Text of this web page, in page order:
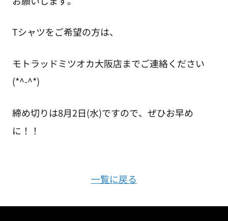
Tシャツをご希望の方は、
モトラッドミツオカ大阪店までご連絡ください
(*^-^*)
締め切りは8月2日(水)ですので、ぜひお早め
に！！
一覧に戻る